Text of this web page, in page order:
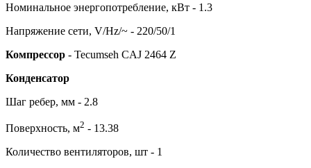
Номинальное энергопотребление, кВт - 1.3
Напряжение сети, V/Hz/~ - 220/50/1
Компрессор - Tecumseh CAJ 2464 Z
Конденсатор
Шаг ребер, мм - 2.8
Поверхность, м2 - 13.38
Количество вентиляторов, шт - 1